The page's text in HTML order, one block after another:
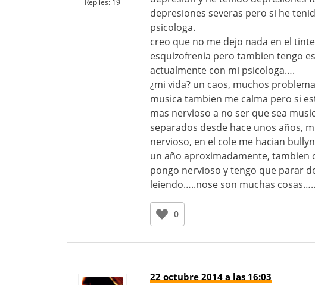
Replies: 19
depresiones severas pero si he
psicologa.
creo que no me dejo nada en el
esquizofrenia pero tambien tengo
actualmente con mi psicologa….
¿mi vida? un caos, muchos
musica tambien me calma pero si
mas nervioso a no ser que sea
separados desde hace unos años,
nervioso, en el cole me hacian
un año aproximadamente,
pongo nervioso y tengo que parar
leiendo…..nose son muchas
0
22 octubre 2014 a las 16:03